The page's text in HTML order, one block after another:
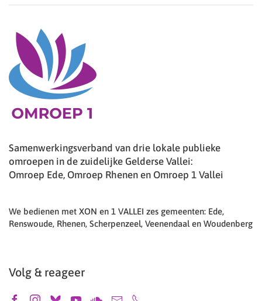
Samenwerkingsverband van drie lokale publieke
omroepen in de zuidelijke Gelderse Vallei:
Omroep Ede, Omroep Rhenen en Omroep 1 Vallei
We bedienen met XON en 1 VALLEI zes gemeenten: Ede,
Renswoude, Rhenen, Scherpenzeel, Veenendaal en Woudenberg
Volg & reageer